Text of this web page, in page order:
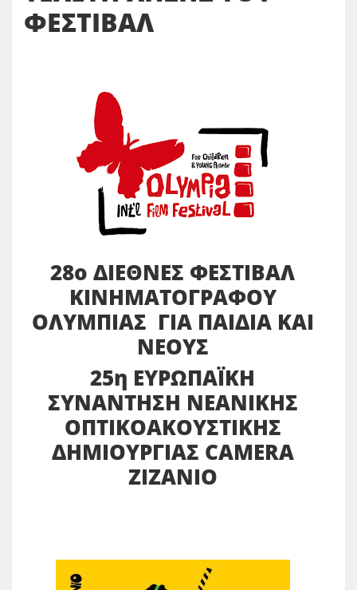
ΦΕΣΤΙΒΑΛ
28ο ΔΙΕΘΝΕΣ ΦΕΣΤΙΒΑΛ
ΚΙΝΗΜΑΤΟΓΡΑΦΟΥ
ΟΛΥΜΠΙΑΣ ΓΙΑ ΠΑΙΔΙΑ ΚΑΙ
ΝΕΟΥΣ
25η ΕΥΡΩΠΑΪΚΗ
ΣΥΝΑΝΤΗΣΗ ΝΕΑΝΙΚΗΣ
ΟΠΤΙΚΟΑΚΟΥΣΤΙΚΗΣ
ΔΗΜΙΟΥΡΓΙΑΣ CAMERA
ZIZANIO